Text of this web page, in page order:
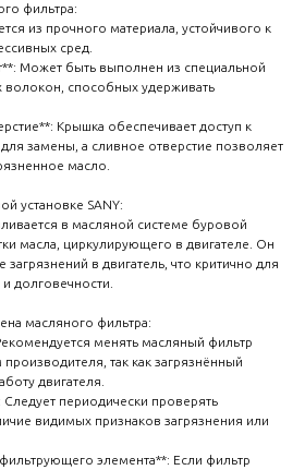
фильтра:
из прочного материала, устойчивого к
сред.
Может быть выполнен из специальной
волокон, способных удерживать
Крышка обеспечивает доступ к
замены, а сливное отверстие позволяет
масло.
установке SANY:
в масляной системе буровой
масла, циркулирующего в двигателе. Он
в двигатель, что критично для
долговечности.
масляного фильтра:
менять масляный фильтр
так как загрязнённый
двигателя.
периодически проверять
видимых признаков загрязнения или
элемента**: Если фильтр